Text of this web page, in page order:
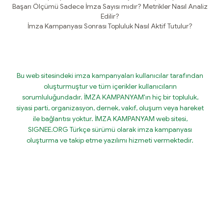
Başarı Ölçümü Sadece İmza Sayısı mıdır? Metrikler Nasıl Analiz
Edilir?
İmza Kampanyası Sonrası Topluluk Nasıl Aktif Tutulur?
Bu web sitesindeki imza kampanyaları kullanıcılar tarafından
oluşturmuştur ve tüm içerikler kullanıcıların
sorumluluğundadır. İMZA KAMPANYAM'ın hiç bir topluluk,
siyasi parti, organizasyon, dernek, vakıf, oluşum veya hareket
ile bağlantısı yoktur. İMZA KAMPANYAM web sitesi,
SIGNEE.ORG Türkçe sürümü olarak imza kampanyası
oluşturma ve takip etme yazılımı hizmeti vermektedir.